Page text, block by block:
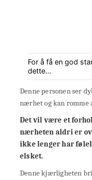
For å få en god
dette…
Denne personen ser
nærhet og kan romme
Det vil være et
nærheten aldri er
ikke lenger har
elsket.
Denne kjærligheten